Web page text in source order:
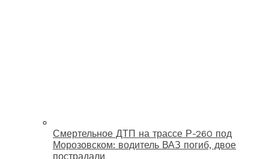
Смертельное ДТП на трассе Р-260 под
Морозовском: водитель ВАЗ погиб, двое
пострадали